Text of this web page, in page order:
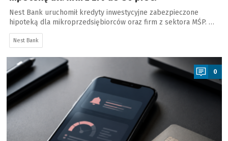
Nest Bank uruchomił kredyty inwestycyjne zabezpieczone
hipoteką dla mikroprzedsiębiorców oraz firm z sektora MŚP. …
Nest Bank
a
0